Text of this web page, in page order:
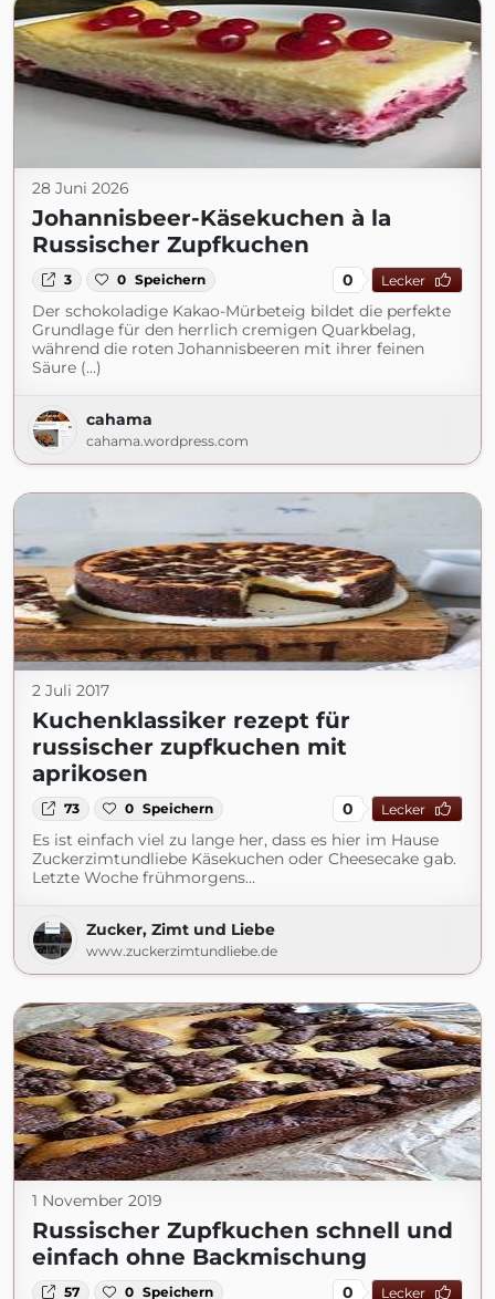
28 Juni 2026
Johannisbeer-Käsekuchen à la
Russischer Zupfkuchen
3 0 Speichern 0 Lecker
Der schokoladige Kakao-Mürbeteig bildet die perfekte
Grundlage für den herrlich cremigen Quarkbelag,
während die roten Johannisbeeren mit ihrer feinen
Säure (...)
cahama
cahama.wordpress.com
2 Juli 2017
Kuchenklassiker rezept für
russischer zupfkuchen mit
aprikosen
73 0 Speichern 0 Lecker
Es ist einfach viel zu lange her, dass es hier im Hause
Zuckerzimtundliebe Käsekuchen oder Cheesecake gab.
Letzte Woche frühmorgens…
Zucker, Zimt und Liebe
www.zuckerzimtundliebe.de
1 November 2019
Russischer Zupfkuchen schnell und
einfach ohne Backmischung
57 0 Speichern 0 Lecker